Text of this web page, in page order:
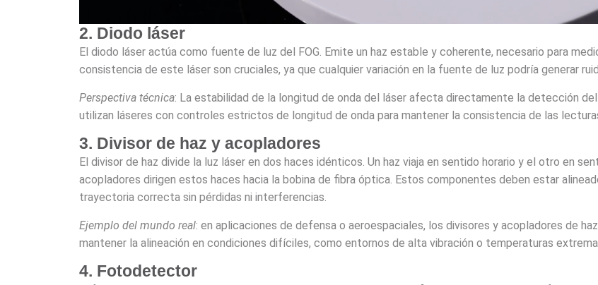
2. Diodo láser
El diodo láser actúa como fuente de luz del FOG. Emite un haz estable y coherente, necesario para
consistencia de este láser son cruciales, ya que cualquier variación en la fuente de luz podría generar
Perspectiva técnica: La estabilidad de la longitud de onda del láser afecta directamente la detección
utilizan láseres con controles estrictos de longitud de onda para mantener la consistencia de las
3. Divisor de haz y acopladores
El divisor de haz divide la luz láser en dos haces idénticos. Un haz viaja en sentido horario y el otro en
acopladores dirigen estos haces hacia la bobina de fibra óptica. Estos componentes deben estar
trayectoria correcta sin pérdidas ni interferencias.
Ejemplo del mundo real: en aplicaciones de defensa o aeroespaciales, los divisores y acopladores de
mantener la alineación en condiciones difíciles, como entornos de alta vibración o temperaturas
4. Fotodetector